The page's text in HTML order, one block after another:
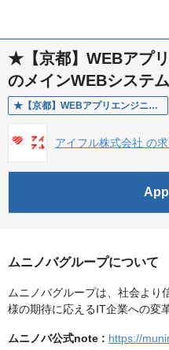
★【京都】WEBアプ
のメインWEBシステ
★【京都】WEBアプリエンジニア/アイフル社のメインWEBシステム開発/リーダー
アイフル株式会社 の
ムニノバグループについて
ムニノバグループは、社会より
様の期待に応えるIT企業への変
ムニノバ公式note : https://